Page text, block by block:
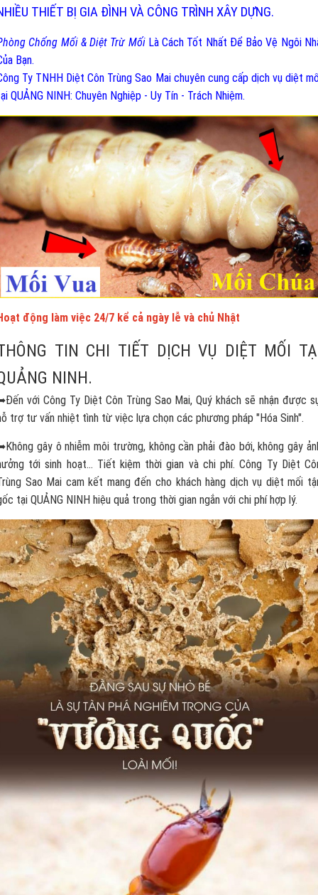
THIẾT BỊ GIA ĐÌNH VÀ CÔNG TRÌNH XÂY DỰNG.
Chống Mối & Diệt Trừ MốiLà Cách Tốt Nhất Để Bảo Vệ Ngôi
Bạn.
Ty TNHH Diệt Côn Trùng Sao Mai chuyên cung cấp dịch vụ diệt
QUẢNG NINH: Chuyên Nghiệp - Uy Tín - Trách Nhiệm.
động làm việc 24/7 kể cả ngày lễ và chủ Nhật
TIN CHI TIẾT DỊCH VỤ DIỆT MỐI
NINH.
với Công Ty Diệt Côn Trùng Sao Mai, Quý khách sẽ nhận được
trợ tư vấn nhiệt tình từ việc lựa chọn các phương pháp "Hóa Sinh".
gây ô nhiễm môi trường, không cần phải đào bới, không gây
tới sinh hoạt... Tiết kiệm thời gian và chi phí. Công Ty Diệt
Sao Mai cam kết mang đến cho khách hàng dịch vụ diệt mối
tại QUẢNG NINH hiệu quả trong thời gian ngắn với chi phí hợp lý.